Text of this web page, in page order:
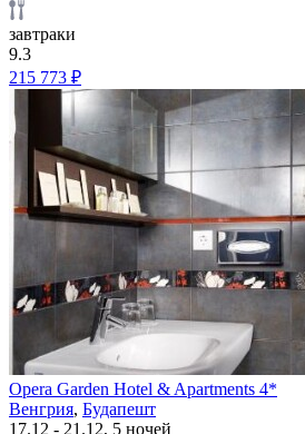
завтраки
9.3
215 773 ₽
Opera Garden Hotel & Apartments 4*
Венгрия, Будапешт
17.12 - 21.12, 5 ночей